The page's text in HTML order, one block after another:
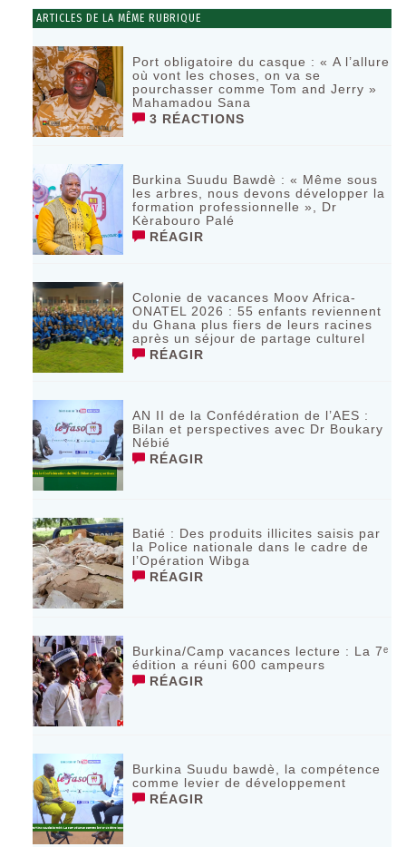
ARTICLES DE LA MÊME RUBRIQUE
Port obligatoire du casque : « A l’allure
où vont les choses, on va se
pourchasser comme Tom and Jerry »
Mahamadou Sana
3 RÉACTIONS
Burkina Suudu Bawdè : « Même sous
les arbres, nous devons développer la
formation professionnelle », Dr
Kèrabouro Palé
RÉAGIR
Colonie de vacances Moov Africa-
ONATEL 2026 : 55 enfants reviennent
du Ghana plus fiers de leurs racines
après un séjour de partage culturel
RÉAGIR
AN II de la Confédération de l’AES :
Bilan et perspectives avec Dr Boukary
Nébié
RÉAGIR
Batié : Des produits illicites saisis par
la Police nationale dans le cadre de
l’Opération Wibga
RÉAGIR
Burkina/Camp vacances lecture : La 7ᵉ
édition a réuni 600 campeurs
RÉAGIR
Burkina Suudu bawdè, la compétence
comme levier de développement
RÉAGIR